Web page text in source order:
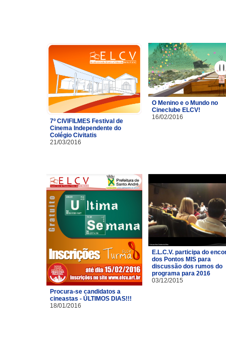
7º CIVIFILMES Festival de
Cinema Independente do
Colégio Civitatis
21/03/2016
O Menino e o Mundo no
Cineclube ELCV!
16/02/2016
Procura-se candidatos a
cineastas - ÚLTIMOS DIAS!!!
18/01/2016
E.L.C.V. participa do
dos Pontos MIS para
discussão dos rumos do
programa para 2016
03/12/2015